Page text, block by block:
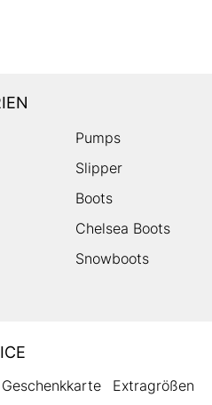
Pumps
Slipper
Boots
Chelsea Boots
Snowboots
Geschenkkarte
Extragrößen